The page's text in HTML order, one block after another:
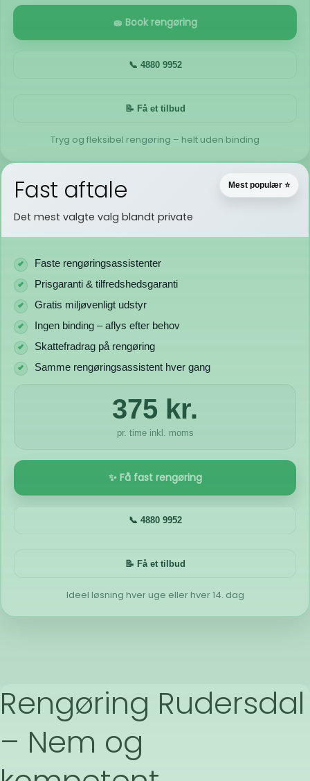
🧽 Book rengøring
📞 4880 9952
📝 Få et tilbud
Tryg og fleksibel rengøring – helt uden binding
Mest populær ⭐
Fast aftale
Det mest valgte valg blandt private
Faste rengøringsassistenter
Prisgaranti & tilfredshedsgaranti
Gratis miljøvenligt udstyr
Ingen binding – aflys efter behov
Skattefradrag på rengøring
Samme rengøringsassistent hver gang
375 kr.
pr. time inkl. moms
✨ Få fast rengøring
📞 4880 9952
📝 Få et tilbud
Ideel løsning hver uge eller hver 14. dag
Rengøring Rudersdal
– Nem og